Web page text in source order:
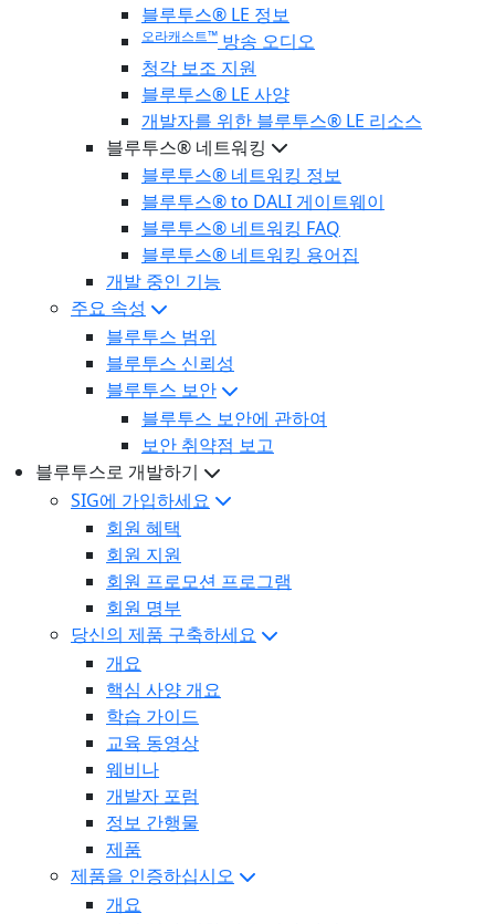
블루투스® LE 정보
오라캐스트™ 방송 오디오
청각 보조 지원
블루투스® LE 사양
개발자를 위한 블루투스® LE 리소스
블루투스® 네트워킹
블루투스® 네트워킹 정보
블루투스® to DALI 게이트웨이
블루투스® 네트워킹 FAQ
블루투스® 네트워킹 용어집
개발 중인 기능
주요 속성
블루투스 범위
블루투스 신뢰성
블루투스 보안
블루투스 보안에 관하여
보안 취약점 보고
블루투스로 개발하기
SIG에 가입하세요
회원 혜택
회원 지원
회원 프로모션 프로그램
회원 명부
당신의 제품 구축하세요
개요
핵심 사양 개요
학습 가이드
교육 동영상
웨비나
개발자 포럼
정보 간행물
제품
제품을 인증하십시오
개요